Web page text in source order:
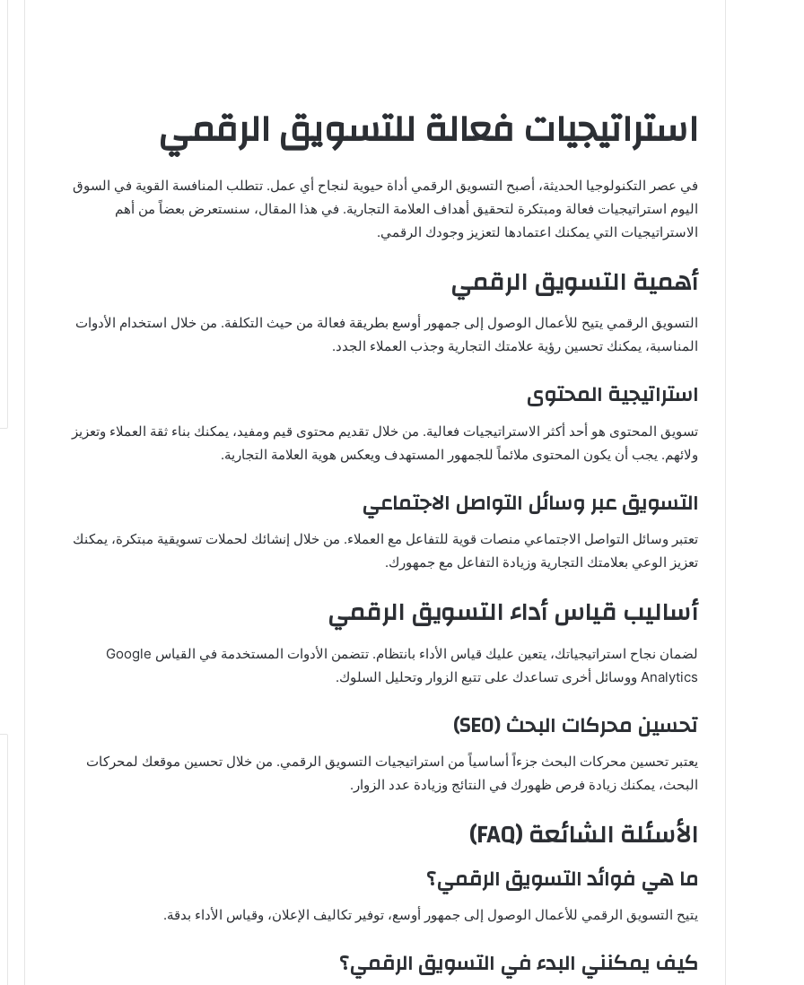
استراتيجيات فعالة للتسويق الرقمي
في عصر التكنولوجيا الحديثة، أصبح التسويق الرقمي أداة حيوية لنجاح أي عمل. تتطلب المنافسة القوية في السوق
اليوم استراتيجيات فعالة ومبتكرة لتحقيق أهداف العلامة التجارية. في هذا المقال، سنستعرض بعضاً من أهم
الاستراتيجيات التي يمكنك اعتمادها لتعزيز وجودك الرقمي.
أهمية التسويق الرقمي
التسويق الرقمي يتيح للأعمال الوصول إلى جمهور أوسع بطريقة فعالة من حيث التكلفة. من خلال استخدام الأدوات
المناسبة، يمكنك تحسين رؤية علامتك التجارية وجذب العملاء الجدد.
استراتيجية المحتوى
تسويق المحتوى هو أحد أكثر الاستراتيجيات فعالية. من خلال تقديم محتوى قيم ومفيد، يمكنك بناء ثقة العملاء وتعزيز
ولائهم. يجب أن يكون المحتوى ملائماً للجمهور المستهدف ويعكس هوية العلامة التجارية.
التسويق عبر وسائل التواصل الاجتماعي
تعتبر وسائل التواصل الاجتماعي منصات قوية للتفاعل مع العملاء. من خلال إنشائك لحملات تسويقية مبتكرة، يمكنك
تعزيز الوعي بعلامتك التجارية وزيادة التفاعل مع جمهورك.
أساليب قياس أداء التسويق الرقمي
لضمان نجاح استراتيجياتك، يتعين عليك قياس الأداء بانتظام. تتضمن الأدوات المستخدمة في القياس Google
Analytics ووسائل أخرى تساعدك على تتبع الزوار وتحليل السلوك.
تحسين محركات البحث (SEO)
يعتبر تحسين محركات البحث جزءاً أساسياً من استراتيجيات التسويق الرقمي. من خلال تحسين موقعك لمحركات
البحث، يمكنك زيادة فرص ظهورك في النتائج وزيادة عدد الزوار.
الأسئلة الشائعة (FAQ)
ما هي فوائد التسويق الرقمي؟
يتيح التسويق الرقمي للأعمال الوصول إلى جمهور أوسع، توفير تكاليف الإعلان، وقياس الأداء بدقة.
كيف يمكنني البدء في التسويق الرقمي؟